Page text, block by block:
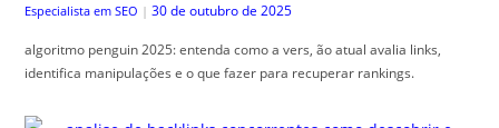
Especialista em SEO | 30 de outubro de 2025
algoritmo penguin 2025: entenda como a vers, ão atual avalia links,
identifica manipulações e o que fazer para recuperar rankings.